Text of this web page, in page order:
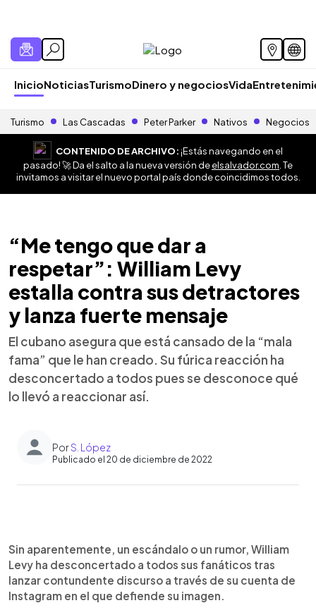
InicioNoticiasTurismoDinero y negociosVida
Turismo Las Cascadas Peter Parker Nativos Negocios
CONTENIDO DE ARCHIVO:¡Estás navegando en el
pasado! 🚀 Da el salto a la nueva versión deelsalvador.com . Te
invitamos a visitar el nuevo portal país donde coincidimos todos.
“Me tengo que dar a
respetar”: William Levy
estalla contra sus detractores
y lanza fuerte mensaje
El cubano asegura que está cansado de la “mala
fama” que le han creado. Su fúrica reacción ha
desconcertado a todos pues se desconoce qué
lo llevó a reaccionar así.
PorS. López
Publicado el 20 de diciembre de 2022
Escuchar artículo
Sin aparentemente, un escándalo o un rumor, William
Levy ha desconcertado a todos sus fanáticos tras
lanzar contundente discurso a través de su cuenta de
Instagram en el que defiende su imagen.